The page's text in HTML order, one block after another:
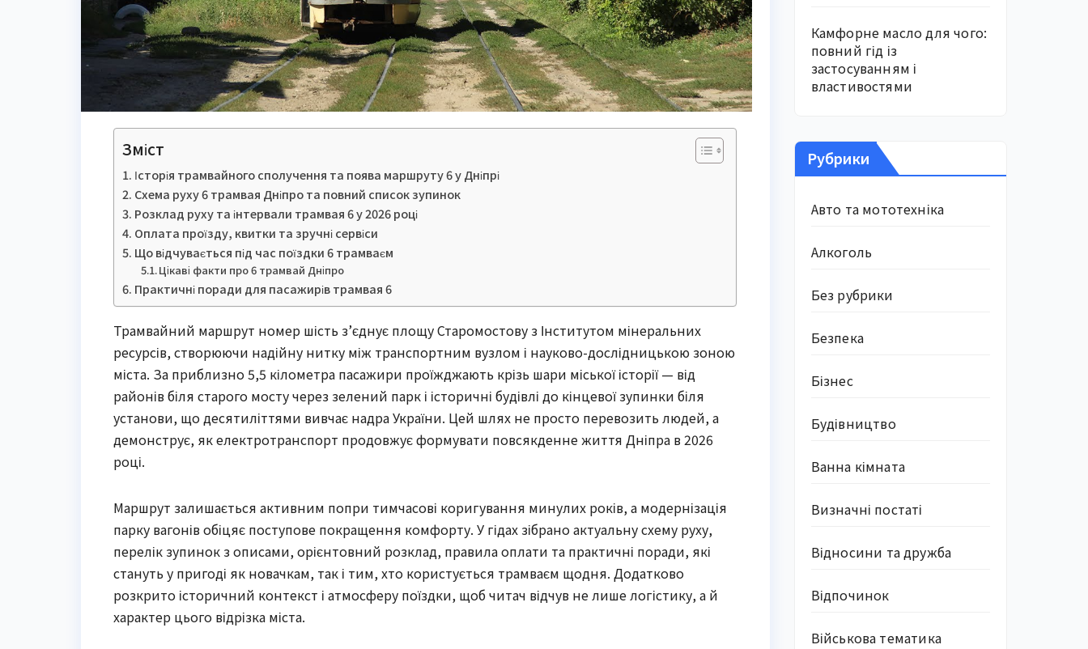
Зміст
Історія трамвайного сполучення та поява маршруту 6 у Дніпрі
Схема руху 6 трамвая Дніпро та повний список зупинок
Розклад руху та інтервали трамвая 6 у 2026 році
Оплата проїзду, квитки та зручні сервіси
Що відчувається під час поїздки 6 трамваєм
Цікаві факти про 6 трамвай Дніпро
Практичні поради для пасажирів трамвая 6
Трамвайний маршрут номер шість з’єднує площу Старомостову з Інститутом мінеральних
ресурсів, створюючи надійну нитку між транспортним вузлом і науково-дослідницькою зоною
міста. За приблизно 5,5 кілометра пасажири проїжджають крізь шари міської історії — від
районів біля старого мосту через зелений парк і історичні будівлі до кінцевої зупинки біля
установи, що десятиліттями вивчає надра України. Цей шлях не просто перевозить людей, а
демонструє, як електротранспорт продовжує формувати повсякденне життя Дніпра в 2026
році.
Маршрут залишається активним попри тимчасові коригування минулих років, а модернізація
парку вагонів обіцяє поступове покращення комфорту. У гідах зібрано актуальну схему руху,
перелік зупинок з описами, орієнтовний розклад, правила оплати та практичні поради, які
стануть у пригоді як новачкам, так і тим, хто користується трамваєм щодня. Додатково
розкрито історичний контекст і атмосферу поїздки, щоб читач відчув не лише логістику, а й
характер цього відрізка міста.
Камфорне масло для чого:
повний гід із
застосуванням і
властивостями
Рубрики
Авто та мототехніка
Алкоголь
Без рубрики
Безпека
Бізнес
Будівництво
Ванна кімната
Визначні постаті
Відносини та дружба
Відпочинок
Військова тематика